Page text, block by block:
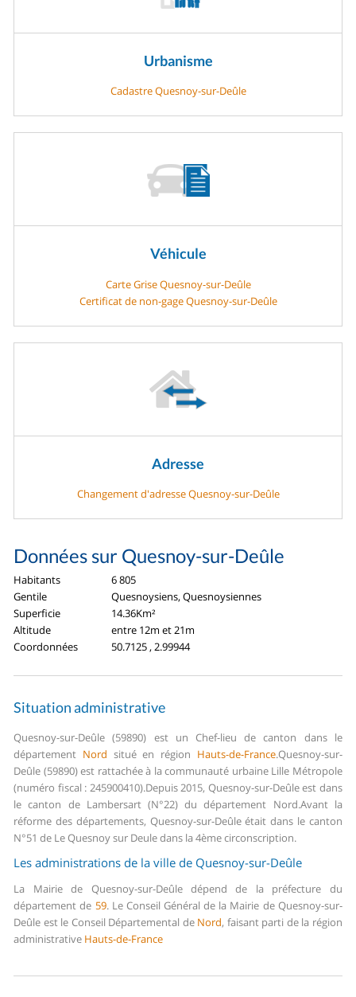
Urbanisme
Cadastre Quesnoy-sur-Deûle
Véhicule
Carte Grise Quesnoy-sur-Deûle
Certificat de non-gage Quesnoy-sur-Deûle
Adresse
Changement d'adresse Quesnoy-sur-Deûle
Données sur Quesnoy-sur-Deûle
Habitants
6 805
Gentile
Quesnoysiens, Quesnoysiennes
Superficie
14.36Km²
Altitude
entre 12m et 21m
Coordonnées
50.7125 , 2.99944
Situation administrative
Quesnoy-sur-Deûle (59890) est un Chef-lieu de canton dans le
département Nord situé en région Hauts-de-France.Quesnoy-sur-
Deûle (59890) est rattachée à la communauté urbaine Lille Métropole
(numéro fiscal : 245900410).Depuis 2015, Quesnoy-sur-Deûle est dans
le canton de Lambersart (N°22) du département Nord.Avant la
réforme des départements, Quesnoy-sur-Deûle était dans le canton
N°51 de Le Quesnoy sur Deule dans la 4ème circonscription.
Les administrations de la ville de Quesnoy-sur-Deûle
La Mairie de Quesnoy-sur-Deûle dépend de la préfecture du
département de 59.Le Conseil Général de la Mairie de Quesnoy-sur-
Deûle est le Conseil Départemental de Nord, faisant parti de la région
administrative Hauts-de-France